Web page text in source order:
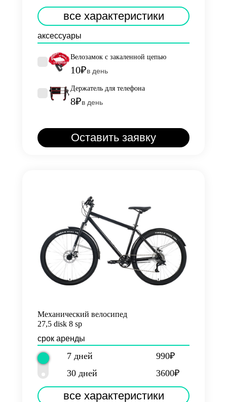
все характеристики
аксессуары
Велозамок с закаленной цепью
10₽в день
Держатель для телефона
8₽в день
Оставить заявку
Механический велосипед
27,5 disk 8 sp
срок аренды
7 дней
30 дней
990₽
3600₽
все характеристики